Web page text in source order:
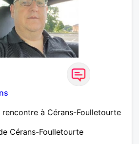
rencontre à Cérans-Foulletourte
Cérans-Foulletourte